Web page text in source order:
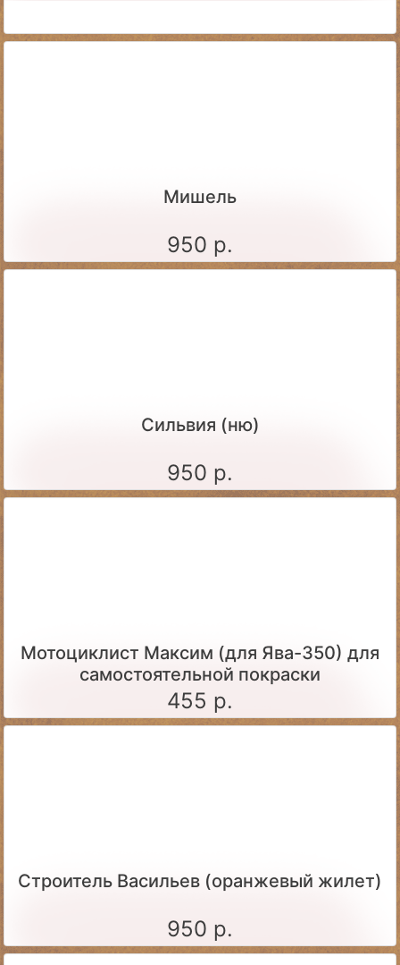
Мишель
950 р.
Сильвия (ню)
950 р.
Мотоциклист Максим (для Ява-350) для
самостоятельной покраски
455 р.
Строитель Васильев (оранжевый жилет)
950 р.